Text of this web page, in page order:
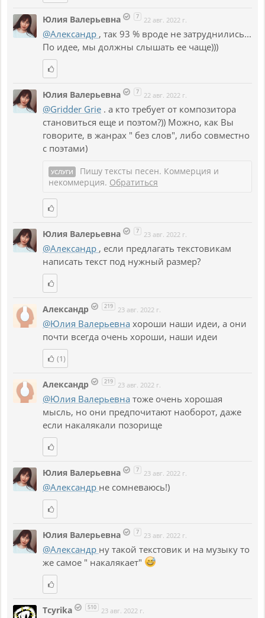
Юлия Валерьевна 7 22 авг. 2022 г.
@Александр , так 93 % вроде не затруднились...
По идее, мы должны слышать ее чаще)))
Юлия Валерьевна 7 22 авг. 2022 г.
@Gridder Grie . а кто требует от композитора
становиться еще и поэтом?)) Можно, как Вы
говорите, в жанрах " без слов", либо совместно
с поэтами)
УСЛУГИ
Пишу тексты песен. Коммерция и
некоммерция. Обратиться
Юлия Валерьевна 7 23 авг. 2022 г.
@Александр , если предлагать текстовикам
написать текст под нужный размер?
Александр 219 23 авг. 2022 г.
@Юлия Валерьевна хороши наши идеи, а они
почти всегда очень хороши, наши идеи
(1)
Александр 219 23 авг. 2022 г.
@Юлия Валерьевна тоже очень хорошая
мысль, но они предпочитают наоборот, даже
если накалякали позорище
Юлия Валерьевна 7 23 авг. 2022 г.
@Александр не сомневаюсь!)
Юлия Валерьевна 7 23 авг. 2022 г.
@Александр ну такой текстовик и на музыку то
же самое " накалякает"
Tcyrika 510 23 авг. 2022 г.